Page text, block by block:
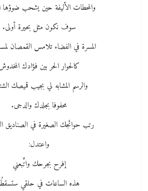
والمحطات الأليفة حين يشحب ضوؤها
سوف نكون مثل بحيرة أولى.
المسرة في الفضاء تلامس القمصان
كالحوار الحر بين فؤادك
والرسم المشابه لي بجيب قميصك
محفوفا بجلدك والدجى.
رتب حوائجك الصغيرة في الصناديق
واعتدل:
إفرح بجرحك واتَّبعني
هذه الساعات في حلقي